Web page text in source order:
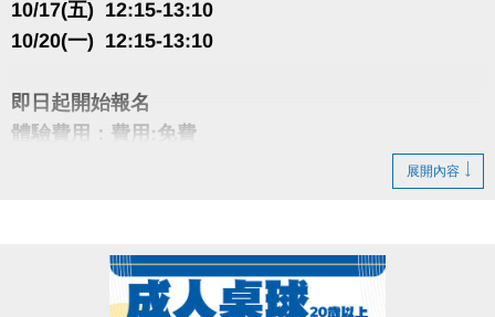
10/17(五) 12:15-13:10
10/20(一) 12:15-13:10
即日起開始報名
體驗費用：費用:免費
1人限報名1門，如有重複報名，系統將自動取消報名
10月底前至1樓櫃台報名11-12月期課，享9折優惠
展開內容